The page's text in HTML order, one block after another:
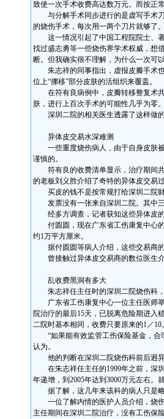
致使一次手术收费高达数万元。而按正
与分解手术同步进行的是虚写手术刀
的烧伤手术，每次用一两个刀片就够了
这一情况引起了中国工程院院士、著
找过盛志勇等一些烧伤界学术权威，想
断。但我确实很不理解，为什么一次可
朱志祥的同事指出，虚报皮瓣手术也
位上“挪移”部分皮肤的活组织来覆盖。
在符有良病例中，皮瓣转移整复术共
肤，进行上百次手术的可能性几乎为零
深圳二院的相关医生透露了这样做的
异体皮交易水深难测
一些重度烧伤病人，由于自身皮肤被
谨慎的。
符有良的收费清单显示，治疗期间共
的老板刘义胜介绍了奇特的异体皮交易
买皮的钱不是按常规打给深圳二院财
发票没有一张来自深圳二院。其中三
经多方调查，记者获知这些异体皮的
付圆圆，现在广东省工伤康复中心的
约1万平方厘米。
据付圆圆等病人介绍，这些交易商的
曾接触过异体皮交易商的数位医生介
乱收费黑洞有多大
朱志祥任主任时的深圳二院烧伤科，
广东省工伤康复中心一位主任医师举
院治疗的最后15天，已脱离危险期进入
二院时基本相同，收费只要原来的1／10
“如果能有效监管工伤保险基金，合
认为。
他的判断在深圳二院烧伤科前后迥
在朱志祥任主任的1999年之前，深圳
年递增，到2005年达到3000万元左右。
据了解，这几年来该科的病人只是
一位了解内情的医护人员介绍，烧伤
主任期间在深圳二院治疗，没有工伤保